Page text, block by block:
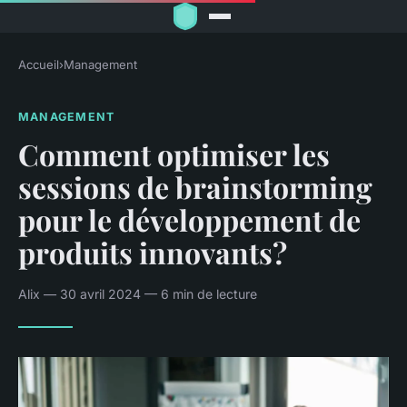
Accueil›Management
MANAGEMENT
Comment optimiser les
sessions de brainstorming
pour le développement de
produits innovants?
Alix — 30 avril 2024 — 6 min de lecture